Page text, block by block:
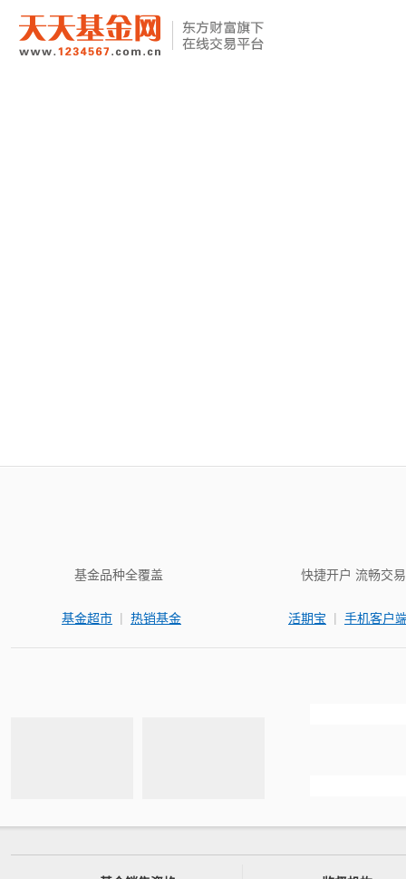
基金品种全覆盖
基金超市 | 热销基金
快捷开户 流畅交易
活期宝 | 手机客户